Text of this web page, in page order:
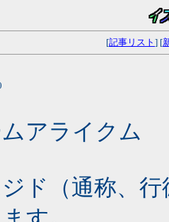
[記事リスト ] [
アライクム
ド（通称、